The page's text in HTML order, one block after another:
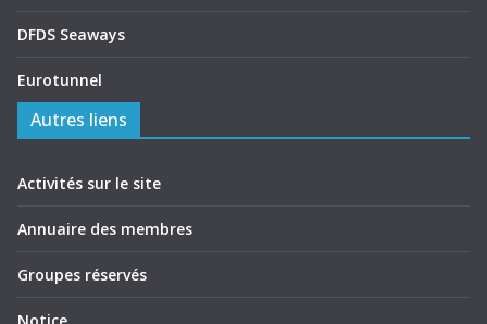
DFDS Seaways
Eurotunnel
Autres liens
Activités sur le site
Annuaire des membres
Groupes réservés